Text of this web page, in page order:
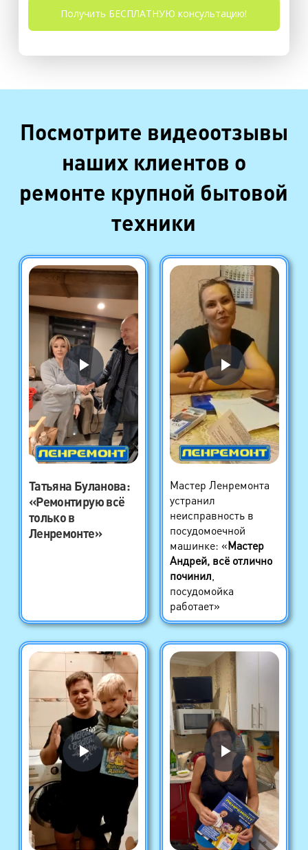
Посмотрите видеоотзывы
наших клиентов о
ремонте крупной бытовой
техники
Татьяна Буланова:
«Ремонтирую всё
только в
Ленремонте»
Мастер Ленремонта
устранил
неисправность в
посудомоечной
машинке: «Мастер
Андрей, всё отлично
починил,
посудомойка
работает»